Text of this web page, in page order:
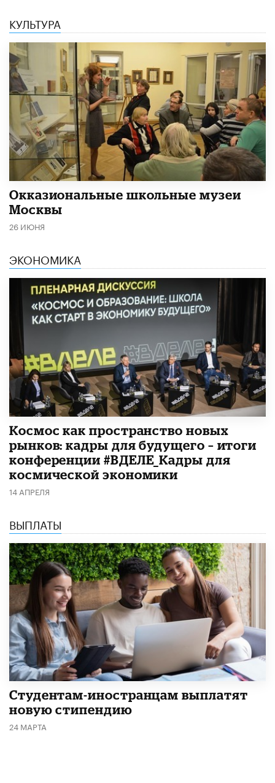
КУЛЬТУРА
​Окказиональные школьные музеи
Москвы
26 ИЮНЯ
ЭКОНОМИКА
Космос как пространство новых
рынков: кадры для будущего – итоги
конференции #ВДЕЛЕ_Кадры для
космической экономики
14 АПРЕЛЯ
ВЫПЛАТЫ
Студентам-иностранцам выплатят
новую стипендию
24 МАРТА